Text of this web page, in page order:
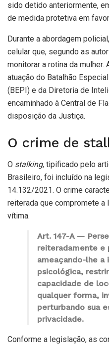
sido detido anteriormente,
de medida protetiva em
Durante a abordagem
celular que, segundo as
monitorar a rotina da mulher.
atuação do Batalhão
(BEPI) e da Diretoria de
encaminhado à Central de
disposição da Justiça.
O crime de
O stalking, tipificado pelo
Brasileiro, foi incluído na
14.132/2021. O crime
reiterada que compromete a
vítima.
Art. 147-A —
reiteradamente e
ameaçando-lhe a
psicológica,
capacidade de
qualquer forma,
perturbando sua
privacidade.
Conforme a legislação, as